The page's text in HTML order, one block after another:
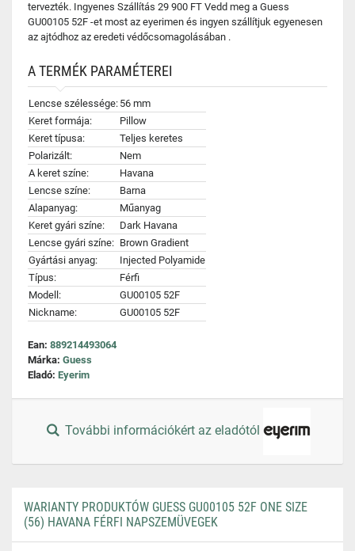
tervezték. Ingyenes Szállítás 29 900 FT Vedd meg a Guess
GU00105 52F -et most az eyerimen és ingyen szállítjuk egyenesen
az ajtódhoz az eredeti védőcsomagolásában .
A TERMÉK PARAMÉTEREI
Lencse szélessége: 56 mm
Keret formája:
Pillow
Keret típusa:
Teljes keretes
Polarizált:
Nem
A keret színe:
Havana
Lencse színe:
Barna
Alapanyag:
Műanyag
Keret gyári színe:
Dark Havana
Lencse gyári színe: Brown Gradient
Gyártási anyag:
Injected Polyamide
Típus:
Férfi
Modell:
GU00105 52F
Nickname:
GU00105 52F
Ean: 889214493064
Márka: Guess
Eladó: Eyerim
További információkért az eladótól
WARIANTY PRODUKTÓW GUESS GU00105 52F ONE SIZE
(56) HAVANA FÉRFI NAPSZEMÜVEGEK